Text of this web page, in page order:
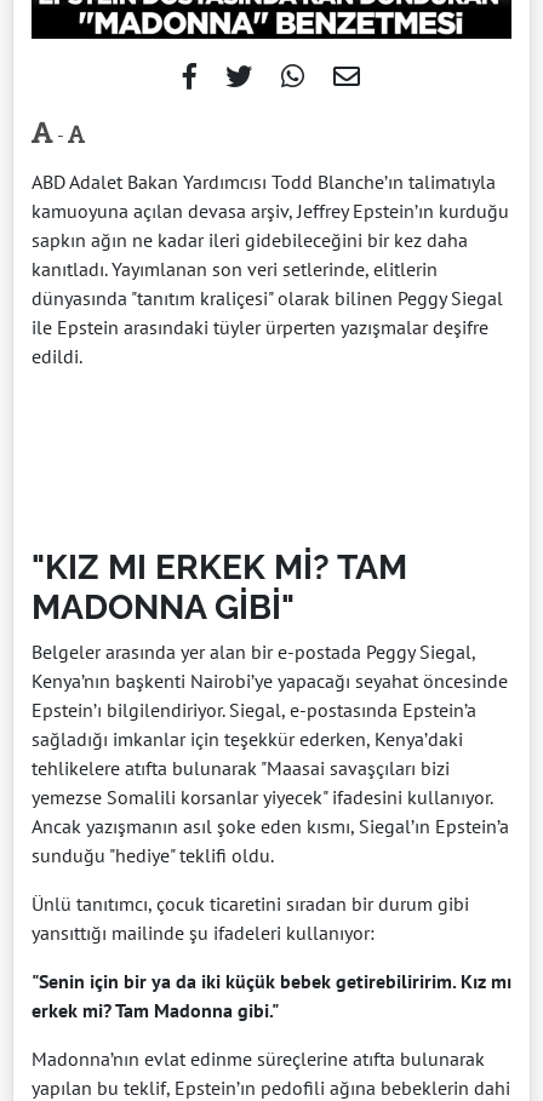
-
ABD Adalet Bakan Yardımcısı Todd Blanche’ın talimatıyla
kamuoyuna açılan devasa arşiv, Jeffrey Epstein’ın kurduğu
sapkın ağın ne kadar ileri gidebileceğini bir kez daha
kanıtladı. Yayımlanan son veri setlerinde, elitlerin
dünyasında "tanıtım kraliçesi" olarak bilinen Peggy Siegal
ile Epstein arasındaki tüyler ürperten yazışmalar deşifre
edildi.
"KIZ MI ERKEK Mİ? TAM
MADONNA GİBİ"
Belgeler arasında yer alan bir e-postada Peggy Siegal,
Kenya’nın başkenti Nairobi’ye yapacağı seyahat öncesinde
Epstein’ı bilgilendiriyor. Siegal, e-postasında Epstein’a
sağladığı imkanlar için teşekkür ederken, Kenya’daki
tehlikelere atıfta bulunarak "Maasai savaşçıları bizi
yemezse Somalili korsanlar yiyecek" ifadesini kullanıyor.
Ancak yazışmanın asıl şoke eden kısmı, Siegal’ın Epstein’a
sunduğu "hediye" teklifi oldu.
Ünlü tanıtımcı, çocuk ticaretini sıradan bir durum gibi
yansıttığı mailinde şu ifadeleri kullanıyor:
"Senin için bir ya da iki küçük bebek getirebiliririm. Kız mı
erkek mi? Tam Madonna gibi."
Madonna’nın evlat edinme süreçlerine atıfta bulunarak
yapılan bu teklif, Epstein’ın pedofili ağına bebeklerin dahi